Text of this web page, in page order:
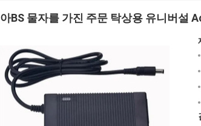
아BS 물자를 가진 주문 탁상용 유니버설